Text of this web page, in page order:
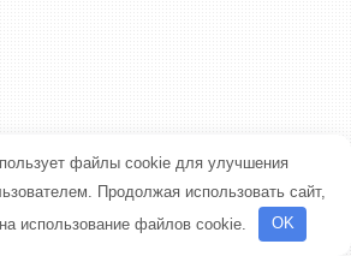
файлы cookie для улучшения
Продолжая использовать сайт,
использование файлов cookie.
OK